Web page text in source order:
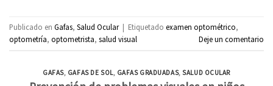
Publicado en Gafas, Salud Ocular | Etiquetado examen optométrico,
optometría, optometrista, salud visual Deje un comentario
GAFAS, GAFAS DE SOL, GAFAS GRADUADAS,SALUD OCULAR